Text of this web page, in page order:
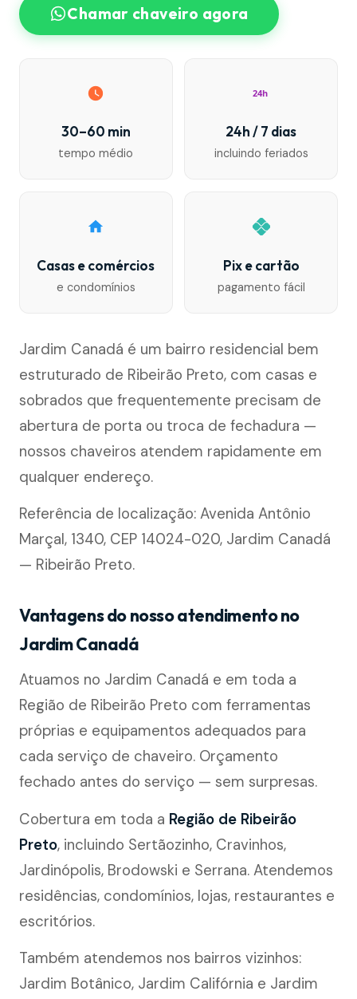
Chamar chaveiro agora
30–60 min
tempo médio
24h
24h / 7 dias
incluindo feriados
Casas e comércios
e condomínios
Pix e cartão
pagamento fácil
Jardim Canadá é um bairro residencial bem
estruturado de Ribeirão Preto, com casas e
sobrados que frequentemente precisam de
abertura de porta ou troca de fechadura —
nossos chaveiros atendem rapidamente em
qualquer endereço.
Referência de localização: Avenida Antônio
Marçal, 1340, CEP 14024-020, Jardim Canadá
— Ribeirão Preto.
Vantagens do nosso atendimento no
Jardim Canadá
Atuamos no Jardim Canadá e em toda a
Região de Ribeirão Preto com ferramentas
próprias e equipamentos adequados para
cada serviço de chaveiro. Orçamento
fechado antes do serviço — sem surpresas.
Cobertura em toda a Região de Ribeirão
Preto, incluindo Sertãozinho, Cravinhos,
Jardinópolis, Brodowski e Serrana. Atendemos
residências, condomínios, lojas, restaurantes e
escritórios.
Também atendemos nos bairros vizinhos:
Jardim Botânico, Jardim Califórnia e Jardim